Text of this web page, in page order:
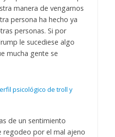
manera de vengarnos
persona ha hecho ya
personas. Si por
le sucediese algo
mucha gente se
psicológico de troll y
de un sentimiento
regodeo por el mal ajeno